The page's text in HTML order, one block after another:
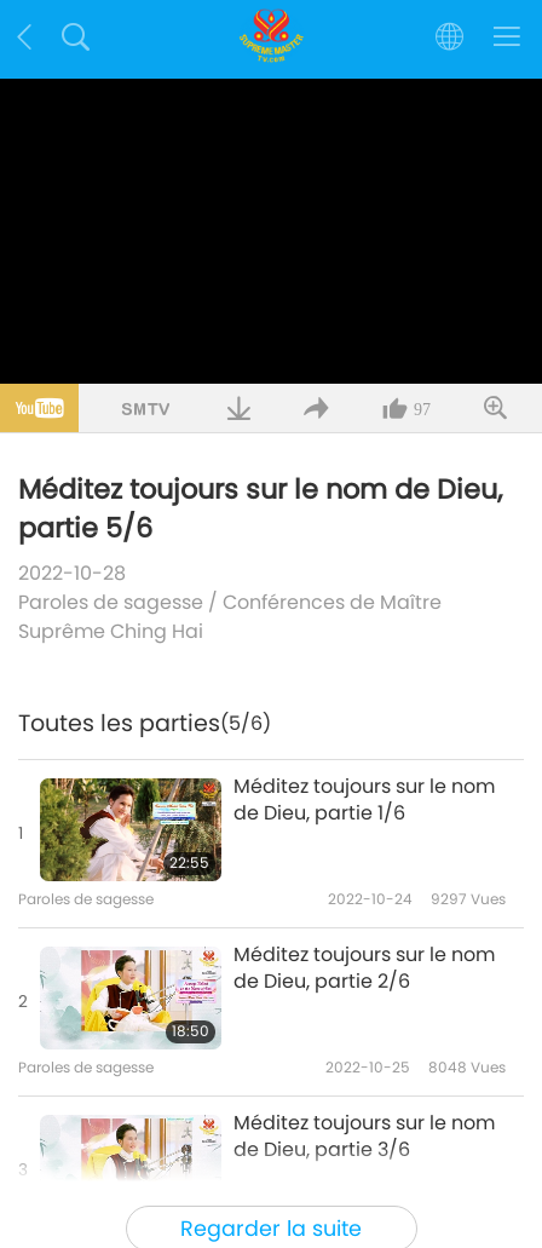
97
Méditez toujours sur le nom de Dieu,
partie 5/6
2022-10-28
Paroles de sagesse / Conférences de Maître
Suprême Ching Hai
Regarder la suite
Toutes les parties(5/6)
1
22:55
Méditez toujours sur le nom
de Dieu, partie 1/6
Paroles de sagesse 2022-10-24 9297 Vues
2
18:50
Méditez toujours sur le nom
de Dieu, partie 2/6
Paroles de sagesse 2022-10-25 8048 Vues
3
Méditez toujours sur le nom
de Dieu, partie 3/6
Paroles de sagesse 2022-10-26